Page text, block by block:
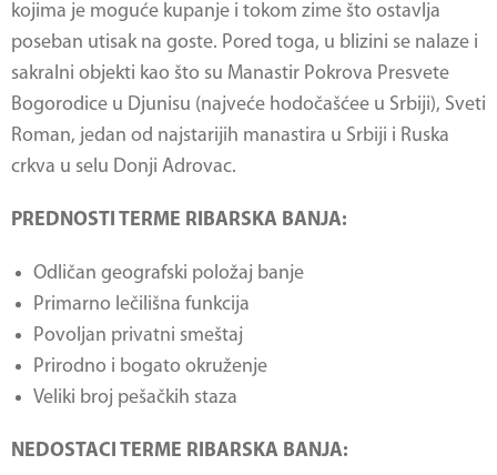
kojima je moguće kupanje i tokom zime što ostavlja
poseban utisak na goste. Pored toga, u blizini se nalaze i
sakralni objekti kao što su Manastir Pokrova Presvete
Bogorodice u Djunisu (najveće hodočašćee u Srbiji), Sveti
Roman, jedan od najstarijih manastira u Srbiji i Ruska
crkva u selu Donji Adrovac.
PREDNOSTI TERME RIBARSKA BANJA:
Odličan geografski položaj banje
Primarno lečilišna funkcija
Povoljan privatni smeštaj
Prirodno i bogato okruženje
Veliki broj pešačkih staza
NEDOSTACI TERME RIBARSKA BANJA: